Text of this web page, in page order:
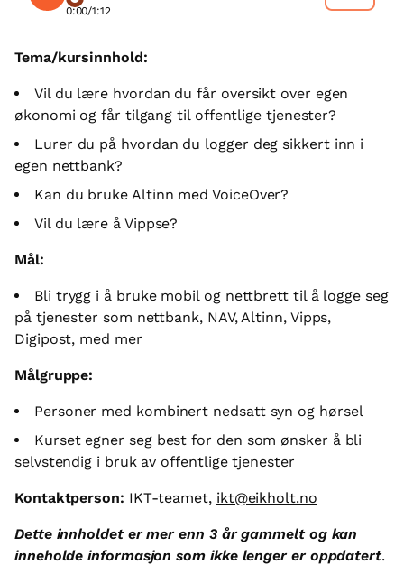
0:00/1:12
Tema/kursinnhold:
Vil du lære hvordan du får oversikt over egen
økonomi og får tilgang til offentlige tjenester?
Lurer du på hvordan du logger deg sikkert inn i
egen nettbank?
Kan du bruke Altinn med VoiceOver?
Vil du lære å Vippse?
Mål:
Bli trygg i å bruke mobil og nettbrett til å logge seg
på tjenester som nettbank, NAV, Altinn, Vipps,
Digipost, med mer
Målgruppe:
Personer med kombinert nedsatt syn og hørsel
Kurset egner seg best for den som ønsker å bli
selvstendig i bruk av offentlige tjenester
Kontaktperson: IKT-teamet, ikt@eikholt.no
Dette innholdet er mer enn 3 år gammelt og kan
inneholde informasjon som ikke lenger er oppdatert.